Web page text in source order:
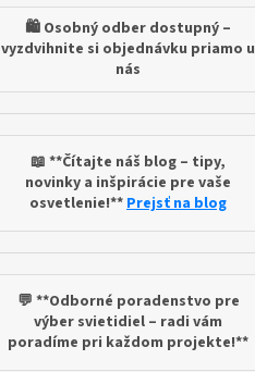
🛍️ Osobný odber dostupný –
vyzdvihnite si objednávku priamo u
nás
📖 **Čítajte náš blog – tipy,
novinky a inšpirácie pre vaše
osvetlenie!**Prejsť na blog
💬 **Odborné poradenstvo pre
výber svietidiel – radi vám
poradíme pri každom projekte!**